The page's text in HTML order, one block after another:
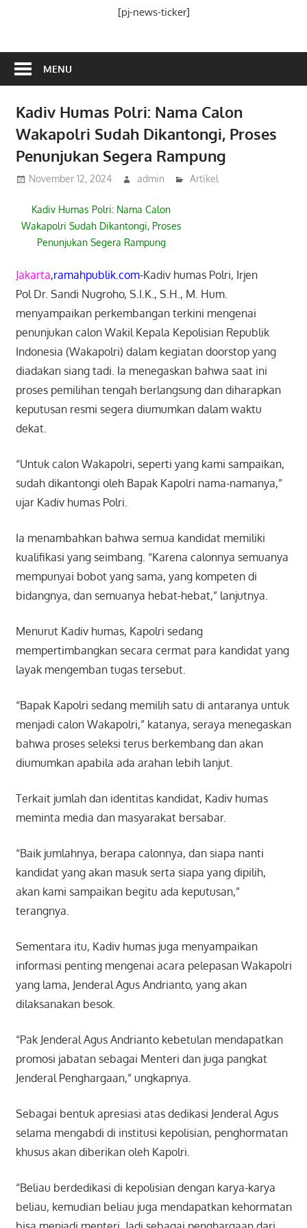
[pj-news-ticker]
MENU
Kadiv Humas Polri: Nama Calon
Wakapolri Sudah Dikantongi, Proses
Penunjukan Segera Rampung
November 12, 2024 admin Artikel
Kadiv Humas Polri: Nama Calon
Wakapolri Sudah Dikantongi, Proses
Penunjukan Segera Rampung
Jakarta,ramahpublik.com-Kadiv humas Polri, Irjen
PolDr. Sandi Nugroho, S.I.K., S.H., M. Hum.
menyampaikan perkembangan terkini mengenai
penunjukan calon Wakil Kepala Kepolisian Republik
Indonesia (Wakapolri) dalam kegiatan doorstop yang
diadakan siang tadi. Ia menegaskan bahwa saat ini
proses pemilihan tengah berlangsung dan diharapkan
keputusan resmi segera diumumkan dalam waktu
dekat.
“Untuk calon Wakapolri, seperti yang kami sampaikan,
sudah dikantongi oleh Bapak Kapolri nama-namanya,”
ujar Kadiv humas Polri.
Ia menambahkan bahwa semua kandidat memiliki
kualifikasi yang seimbang. “Karena calonnya semuanya
mempunyai bobot yang sama, yang kompeten di
bidangnya, dan semuanya hebat-hebat,” lanjutnya.
Menurut Kadiv humas, Kapolri sedang
mempertimbangkan secara cermat para kandidat yang
layak mengemban tugas tersebut.
“Bapak Kapolri sedang memilih satu di antaranya untuk
menjadi calon Wakapolri,” katanya, seraya menegaskan
bahwa proses seleksi terus berkembang dan akan
diumumkan apabila ada arahan lebih lanjut.
Terkait jumlah dan identitas kandidat, Kadiv humas
meminta media dan masyarakat bersabar.
“Baik jumlahnya, berapa calonnya, dan siapa nanti
kandidat yang akan masuk serta siapa yang dipilih,
akan kami sampaikan begitu ada keputusan,”
terangnya.
Sementara itu, Kadiv humas juga menyampaikan
informasi penting mengenai acara pelepasan Wakapolri
yang lama, Jenderal Agus Andrianto, yang akan
dilaksanakan besok.
“Pak Jenderal Agus Andrianto kebetulan mendapatkan
promosi jabatan sebagai Menteri dan juga pangkat
Jenderal Penghargaan,” ungkapnya.
Sebagai bentuk apresiasi atas dedikasi Jenderal Agus
selama mengabdi di institusi kepolisian, penghormatan
khusus akan diberikan oleh Kapolri.
“Beliau berdedikasi di kepolisian dengan karya-karya
beliau, kemudian beliau juga mendapatkan kehormatan